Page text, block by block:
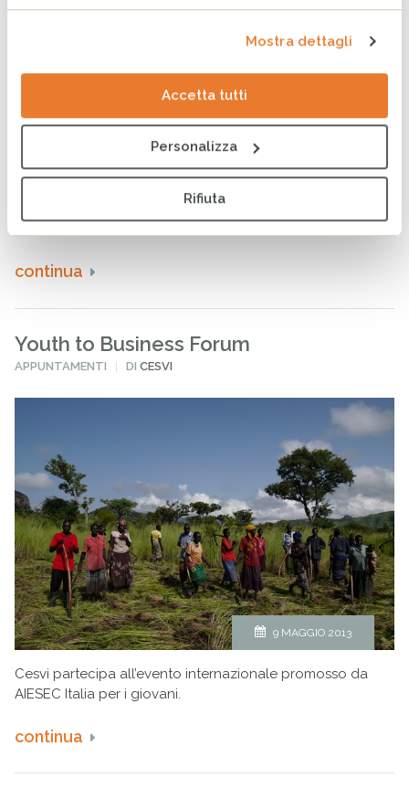
Mostra dettagli
Accetta tutti
Personalizza
Rifiuta
30 APRILE 2013
Gioca il tuo jolly per le mamme del sud del mondo: ferma
continua
Youth to Business Forum
PUBBLICATO
APPUNTAMENTI DICESVI
9 MAGGIO 2013
Cesvi partecipa all’evento internazionale promosso da
AIESEC Italia per i giovani.
continua